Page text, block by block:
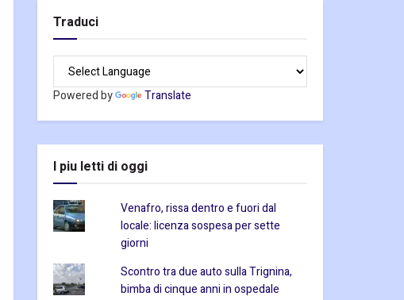
Traduci
Powered by Translate
I piu letti di oggi
Venafro, rissa dentro e fuori dal
locale: licenza sospesa per sette
giorni
Scontro tra due auto sulla Trignina,
bimba di cinque anni in ospedale